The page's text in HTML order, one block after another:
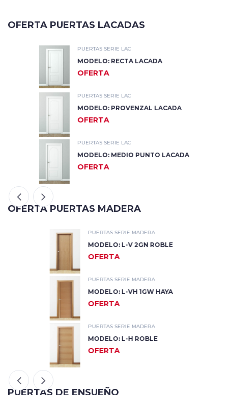
OFERTA PUERTAS LACADAS
PUERTAS SERIE LAC
MODELO: RECTA LACADA
OFERTA
PUERTAS SERIE LAC
MODELO: PROVENZAL LACADA
OFERTA
PUERTAS SERIE LAC
MODELO: MEDIO PUNTO LACADA
OFERTA
OFERTA PUERTAS MADERA
PUERTAS SERIE MADERA
MODELO: L-V 2GN ROBLE
OFERTA
PUERTAS SERIE MADERA
MODELO: L-VH 1GW HAYA
OFERTA
PUERTAS SERIE MADERA
MODELO: L-H ROBLE
OFERTA
PUERTAS DE ENSUEÑO